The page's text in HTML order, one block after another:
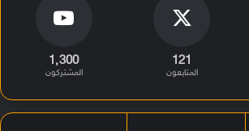
121
المتابعون
1٬300
المشتركون